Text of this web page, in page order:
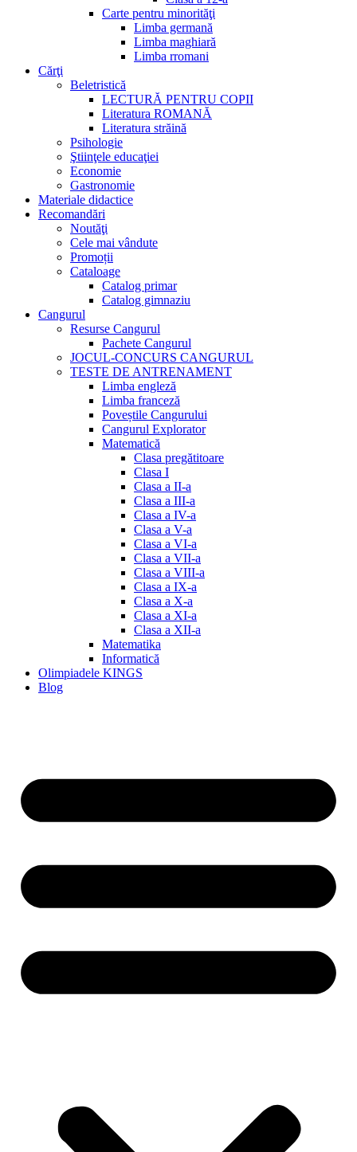
Carte pentru minorităţi
Limba germană
Limba maghiară
Limba rromani
Cărţi
Beletristică
LECTURĂ PENTRU COPII
Literatura ROMANĂ
Literatura străină
Psihologie
Ştiinţele educaţiei
Economie
Gastronomie
Materiale didactice
Recomandări
Noutăţi
Cele mai vândute
Promoții
Cataloage
Catalog primar
Catalog gimnaziu
Cangurul
Resurse Cangurul
Pachete Cangurul
JOCUL-CONCURS CANGURUL
TESTE DE ANTRENAMENT
Limba engleză
Limba franceză
Poveștile Cangurului
Cangurul Explorator
Matematică
Clasa pregătitoare
Clasa I
Clasa a II-a
Clasa a III-a
Clasa a IV-a
Clasa a V-a
Clasa a VI-a
Clasa a VII-a
Clasa a VIII-a
Clasa a IX-a
Clasa a X-a
Clasa a XI-a
Clasa a XII-a
Matematika
Informatică
Olimpiadele KINGS
Blog